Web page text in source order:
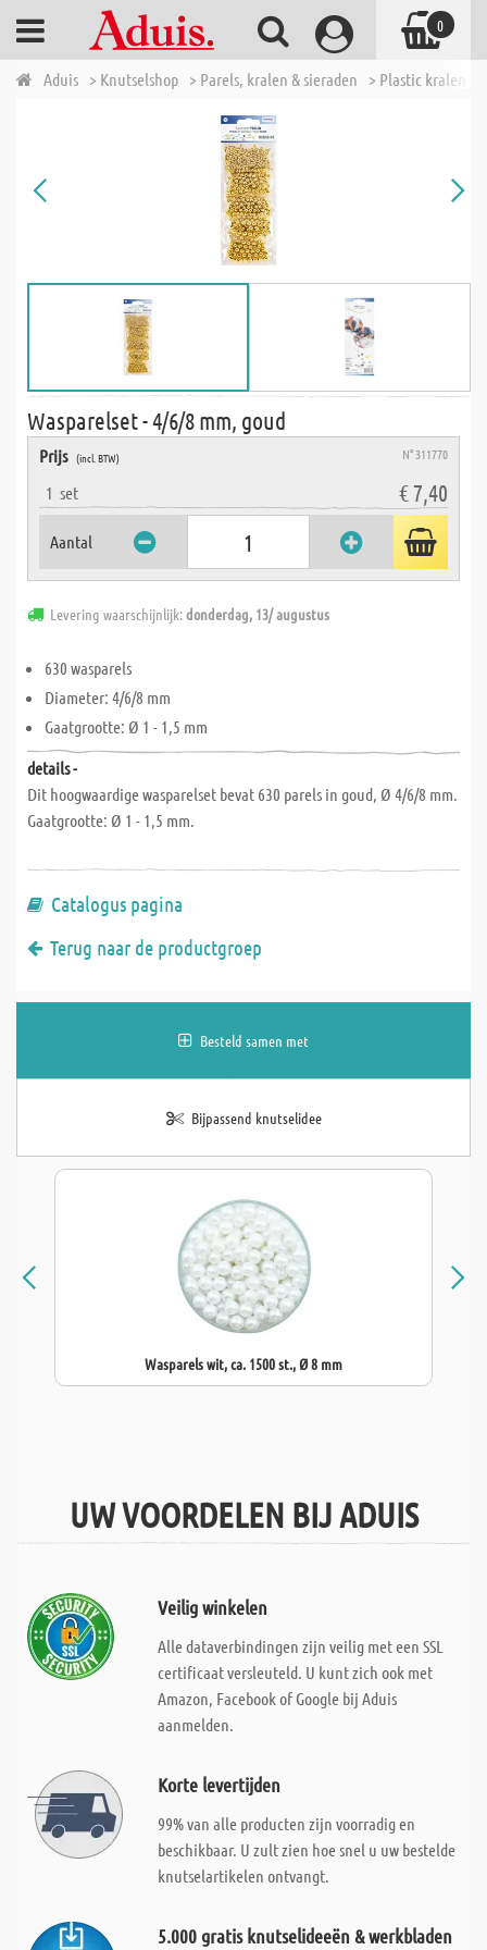
Aduis > Knutselshop > Parels, kralen & sieraden > Plastic kralen -
Wasparelset - 4/6/8 mm, goud
Prijs (incl. BTW) N° 311770
1 set € 7,40
Aantal
Levering waarschijnlijk:donderdag, 13/ augustus
630 wasparels
Diameter: 4/6/8 mm
Gaatgrootte: Ø 1 - 1,5 mm
details -
Dit hoogwaardige wasparelset bevat 630 parels in goud, Ø 4/6/8 mm.
Gaatgrootte: Ø 1 - 1,5 mm.
Catalogus pagina
Terug naar de productgroep
Besteld samen met
Bijpassend knutselidee
Wasparels wit, ca. 1500 st., Ø 8 mm
UW VOORDELEN BIJ ADUIS
Veilig winkelen
Alle dataverbindingen zijn veilig met een SSL
certificaat versleuteld. U kunt zich ook met
Amazon, Facebook of Google bij Aduis
aanmelden.
Korte levertijden
99% van alle producten zijn voorradig en
beschikbaar. U zult zien hoe snel u uw bestelde
knutselartikelen ontvangt.
5.000 gratis knutselideeën & werkbladen
0